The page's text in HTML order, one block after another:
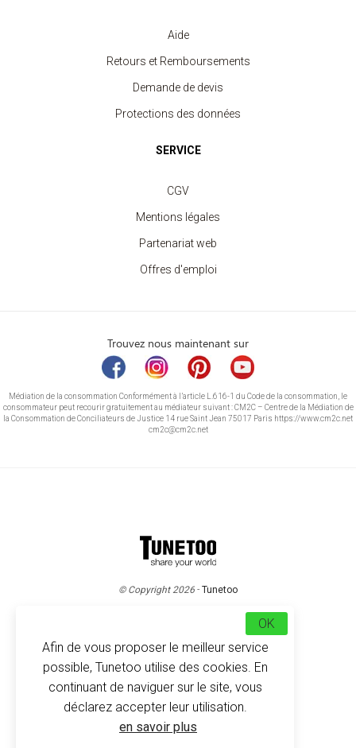
Aide
Retours et Remboursements
Demande de devis
Protections des données
SERVICE
CGV
Mentions légales
Partenariat web
Offres d'emploi
Trouvez nous maintenant sur
Médiation de la consommation Conformément à l’article L.616-1 du Code de la consommation, le
consommateur peut recourir gratuitement au médiateur suivant : CM2C – Centre de la Médiation de
la Consommation de Conciliateurs de Justice 14 rue Saint Jean 75017 Paris https://www.cm2c.net
cm2c@cm2c.net
© Copyright 2026 - Tunetoo
Afin de vous proposer le meilleur service
possible, Tunetoo utilise des cookies. En
continuant de naviguer sur le site, vous
déclarez accepter leur utilisation.
en savoir plus
OK